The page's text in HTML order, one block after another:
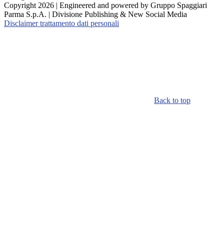
Copyright 2026 | Engineered and powered by Gruppo Spaggiari
Parma S.p.A. | Divisione Publishing & New Social Media
Disclaimer trattamento dati personali
Back to top